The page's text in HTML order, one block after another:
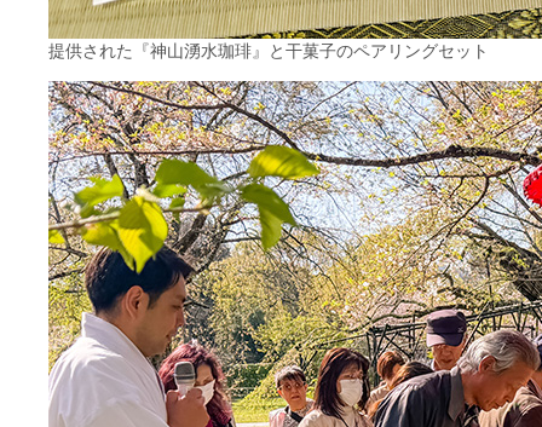
提供された『神山湧水珈琲』と干菓子のペアリングセット